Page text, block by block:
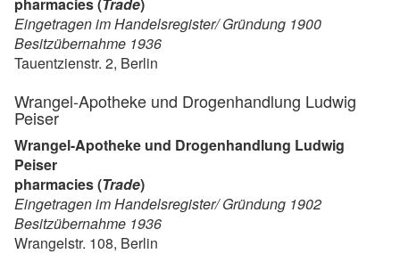
Eingetragen im Handelsregister/ Gründung 1900
Besitzübernahme 1936
Tauentzienstr. 2, Berlin
Wrangel-Apotheke und Drogenhandlung Ludwig
Peiser
Wrangel-Apotheke und Drogenhandlung Ludwig
Peiser
pharmacies (Trade)
Eingetragen im Handelsregister/ Gründung 1902
Besitzübernahme 1936
Wrangelstr. 108, Berlin